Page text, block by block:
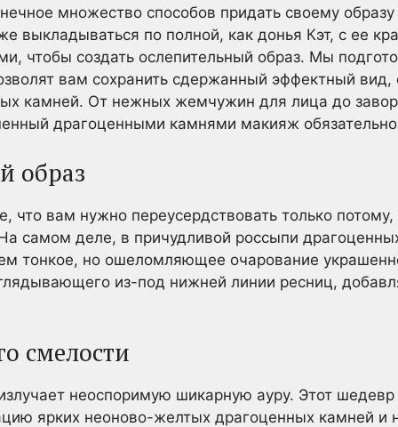
множество способов придать своему
выкладываться по полной, как донья Кэт, с ее
чтобы создать ослепительный образ. Мы
вам сохранить сдержанный эффектный
камней. От нежных жемчужин для лица до
драгоценными камнями макияж обязательно
образ
что вам нужно переусердствовать только
самом деле, в причудливой россыпи
тонкое, но ошеломляющее очарование
из-под нижней линии ресниц,
смелости
неоспоримую шикарную ауру. Этот
ярких неоново-желтых драгоценных камней и